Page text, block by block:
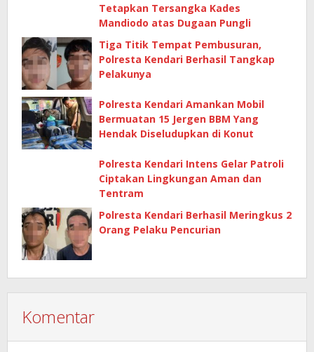
Tetapkan Tersangka Kades
Mandiodo atas Dugaan Pungli
Tiga Titik Tempat Pembusuran,
Polresta Kendari Berhasil Tangkap
Pelakunya
Polresta Kendari Amankan Mobil
Bermuatan 15 Jergen BBM Yang
Hendak Diseludupkan di Konut
Polresta Kendari Intens Gelar Patroli
Ciptakan Lingkungan Aman dan
Tentram
Polresta Kendari Berhasil Meringkus 2
Orang Pelaku Pencurian
Komentar